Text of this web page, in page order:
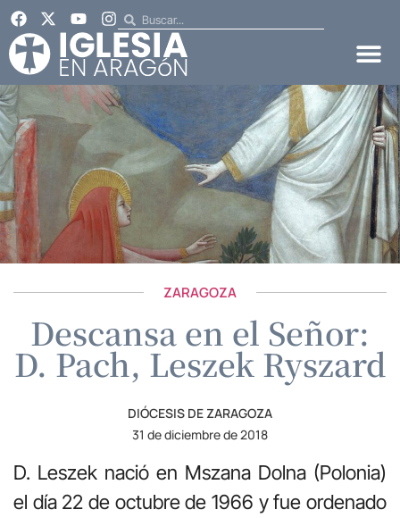
ZARAGOZA
Descansa en el Señor:
D. Pach, Leszek Ryszard
DIÓCESIS DE ZARAGOZA
31 de diciembre de 2018
D. Leszek nació en Mszana Dolna (Polonia)
el día 22 de octubre de 1966 y fue ordenado